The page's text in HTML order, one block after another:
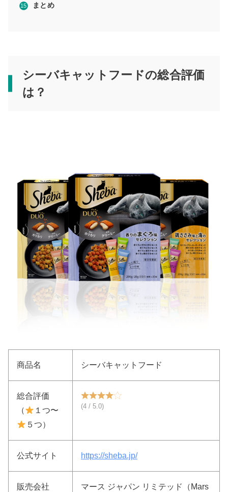
まとめ
シーバキャットフードの総合評価
は？
商品名 シーバキャットフード
総合評価
（
１つ〜
５つ）
(4 / 5.0)
公式サイト https://sheba.jp/
販売会社
マース ジャパン リミテッド（Mars